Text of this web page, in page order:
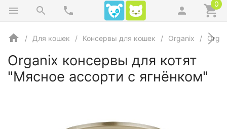
0
Для кошек Консервы для кошек Organix
Organix консервы для котят
"Мясное ассорти с ягнёнком"